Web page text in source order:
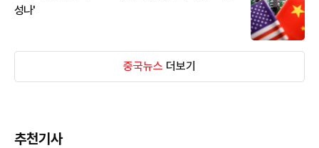
성나'
중국뉴스 더보기
추천기사